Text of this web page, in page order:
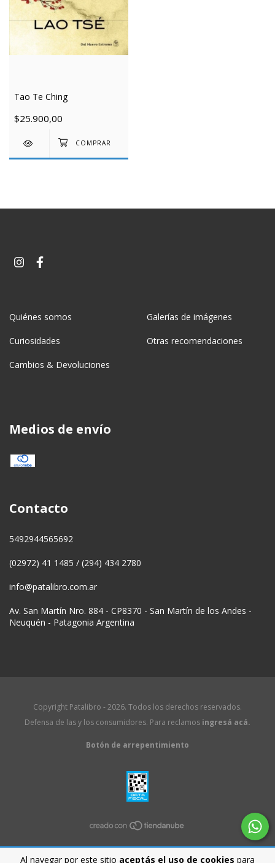
Al navegar por este sitio aceptás el uso de cookies para
Tao Te Ching
$25.900,00
Quiénes somos Galerías de imágenes
Curiosidades Otras recomendaciones
Cambios & Devoluciones
Medios de envío
Contacto
5492944565692
(02972) 41 1485 / (294) 434 2780
info@patalibro.com.ar
Av. San Martín Nro. 884 - CP8370 - San Martín de los Andes -
Neuquén - Patagonia Argentina
Copyright Patalibro - 2026. Todos los derechos reservados.
Defensa de las y los consumidores. Para reclamos ingresá acá.
Botón de arrepentimiento